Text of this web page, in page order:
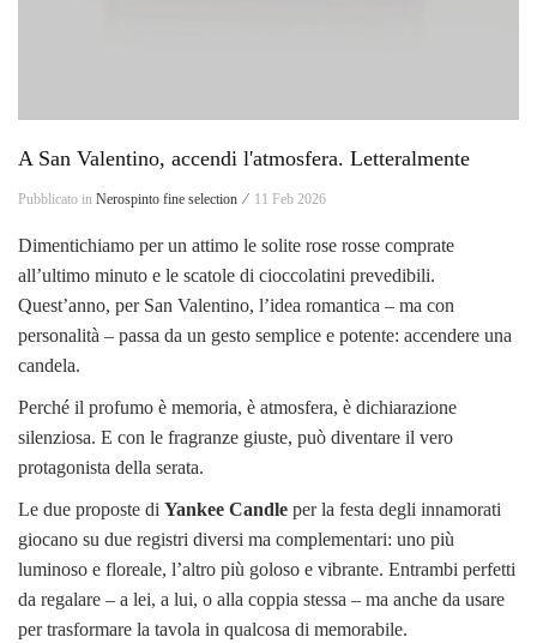
A San Valentino, accendi l'atmosfera. Letteralmente
Pubblicato in Nerospinto fine selection ⁄ 11 Feb 2026
Dimentichiamo per un attimo le solite rose rosse comprate
all’ultimo minuto e le scatole di cioccolatini prevedibili.
Quest’anno, per San Valentino, l’idea romantica – ma con
personalità – passa da un gesto semplice e potente: accendere una
candela.
Perché il profumo è memoria, è atmosfera, è dichiarazione
silenziosa. E con le fragranze giuste, può diventare il vero
protagonista della serata.
Le due proposte di Yankee Candle per la festa degli innamorati
giocano su due registri diversi ma complementari: uno più
luminoso e floreale, l’altro più goloso e vibrante. Entrambi perfetti
da regalare – a lei, a lui, o alla coppia stessa – ma anche da usare
per trasformare la tavola in qualcosa di memorabile.